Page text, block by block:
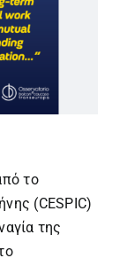
το
(CESPIC)
της